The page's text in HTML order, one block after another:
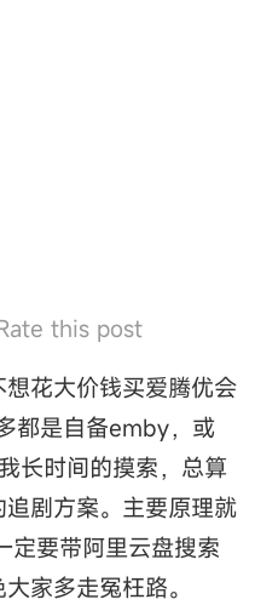
this post
花大价钱买爱腾优会
都是自备emby，或
长时间的摸索，总算
剧方案。主要原理就
定要带阿里云盘搜索
家多走冤枉路。